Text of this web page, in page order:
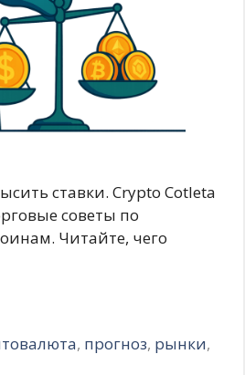
ставки. Crypto Cotleta
советы по
Читайте, чего
, прогноз, рынки,